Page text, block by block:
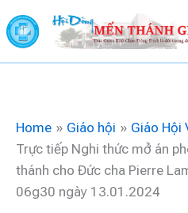
to
content
Home Giáo hội
Giáo Hội
Trực tiếp Nghi thức mở án
thánh cho Đức cha Pierre
06g30 ngày 13.01.2024